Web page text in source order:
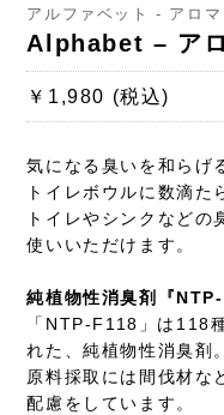
アルファベット - アロ
Alphabet – ア
￥1,980 (税込)
気になる臭いを和らげ
トイレボウルに数滴た
トイレやシンクなどの
使いいただけます。
純植物性消臭剤『
「NTP-F118」は118
れた、純植物性消臭剤。
原料採取には間伐材な
配慮をしています。